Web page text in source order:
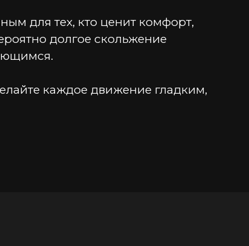
для тех, кто ценит комфорт,
долгое скольжение
каждое движение гладким,